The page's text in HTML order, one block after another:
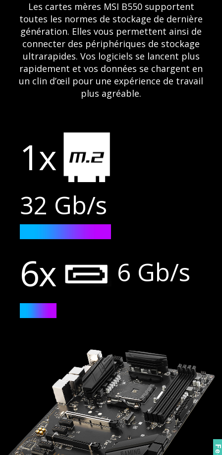
Les cartes mères MSI B550 supportent
toutes les normes de stockage de dernière
génération. Elles vous permettent ainsi de
connecter des périphériques de stockage
ultrarapides. Vos logiciels se lancent plus
rapidement et vos données se chargent en
un clin d’œil pour une expérience de travail
plus agréable.
1x
32 Gb/s
6x 6 Gb/s